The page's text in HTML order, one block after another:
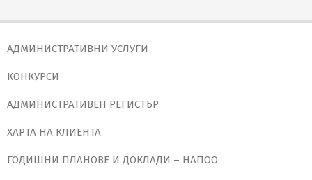
АДМИНИСТРАТИВНИ УСЛУГИ
КОНКУРСИ
АДМИНИСТРАТИВЕН РЕГИСТЪР
ХАРТА НА КЛИЕНТА
ГОДИШНИ ПЛАНОВЕ И ДОКЛАДИ – НАПОО